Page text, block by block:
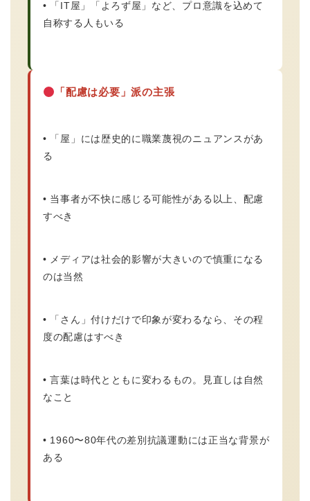
• 「IT屋」「よろず屋」など、プロ意識を込めて
自称する人もいる
「配慮は必要」派の主張
• 「屋」には歴史的に職業蔑視のニュアンスがあ
る
• 当事者が不快に感じる可能性がある以上、配慮
すべき
• メディアは社会的影響が大きいので慎重になる
のは当然
• 「さん」付けだけで印象が変わるなら、その程
度の配慮はすべき
• 言葉は時代とともに変わるもの。見直しは自然
なこと
• 1960〜80年代の差別抗議運動には正当な背景が
ある